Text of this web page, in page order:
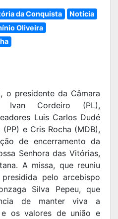
da Conquista
Notícia
Oliveira
o presidente da Câmara
Ivan Cordeiro (PL),
Luis Carlos Dudé
e Cris Rocha (MDB),
de encerramento da
Senhora das Vitórias,
A missa, que reuniu
pelo arcebispo
Silva Pepeu, que
de manter viva a
os valores de união e